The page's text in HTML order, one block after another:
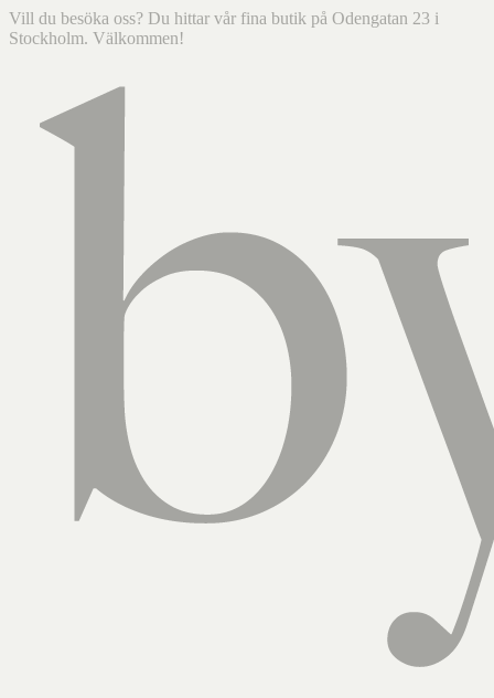
Vill du besöka oss? Du hittar vår fina butik på Odengatan 23 i
Stockholm. Välkommen!